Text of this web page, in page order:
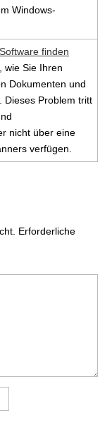
Windows-
finden
wie Sie Ihren
Dokumenten und
Dieses Problem tritt
nicht über eine
verfügen.
Erforderliche